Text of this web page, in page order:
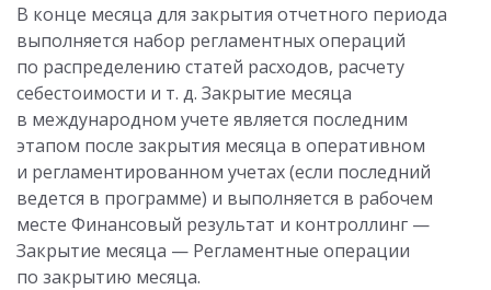
В конце месяца для закрытия отчетного периода
выполняется набор регламентных операций
по распределению статей расходов, расчету
себестоимости и т. д. Закрытие месяца
в международном учете является последним
этапом после закрытия месяца в оперативном
и регламентированном учетах (если последний
ведется в программе) и выполняется в рабочем
месте Финансовый результат и контроллинг —
Закрытие месяца — Регламентные операции
по закрытию месяца.